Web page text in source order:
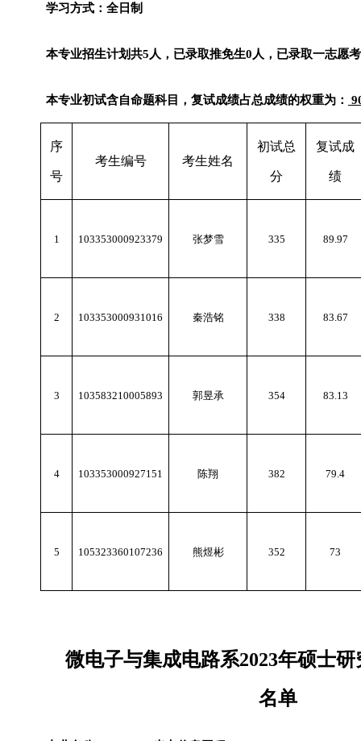
学习方式：全日制
本专业招生计划共5 人，已录取推免生0 人，已录取一志愿
本专业初试含自命题科目，复试成绩占总成绩的权重为：
序
号
考生编号 考生姓名
初试总
分
复试成
绩
1 103353000923379 张梦雪 335 89.97
2 103353000931016 秦浩铭 338 83.67
3 103583210005893 郭昱承 354 83.13
4 103353000927151 陈翔 382 79.4
5 105323360107236 熊煜彬 352 73
微电子与集成电路系2023年硕士研
名单